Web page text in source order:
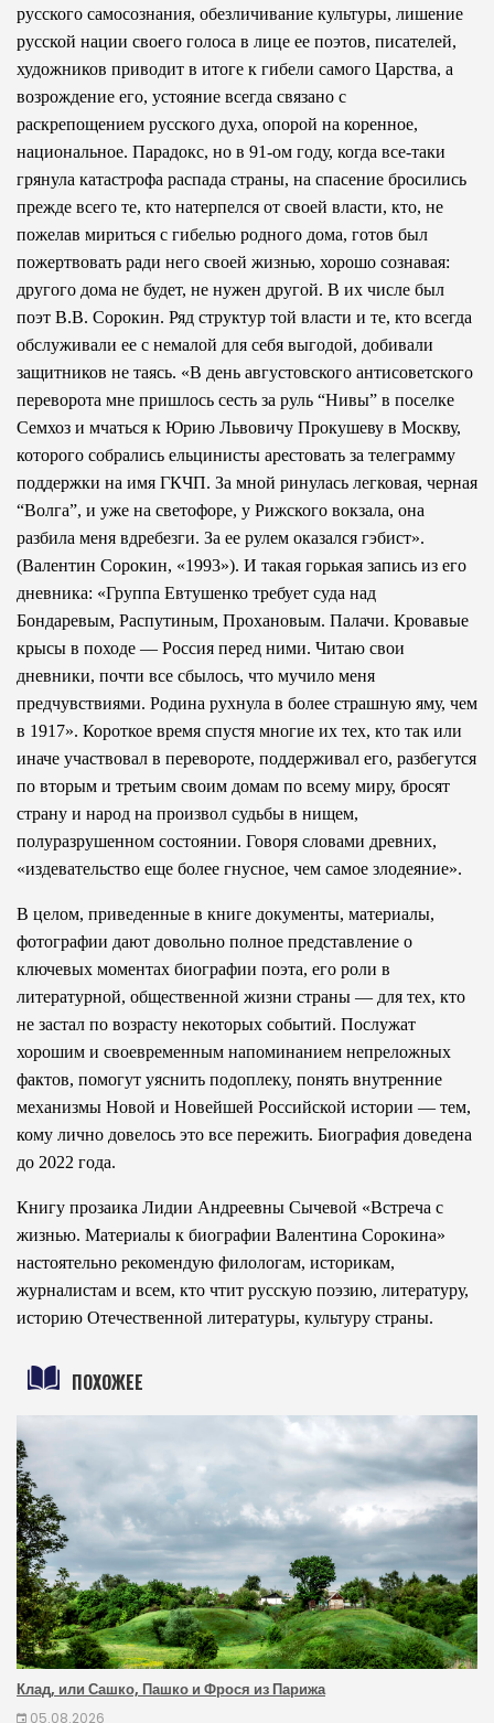
русского самосознания, обезличивание культуры, лишение
русской нации своего голоса в лице ее поэтов, писателей,
художников приводит в итоге к гибели самого Царства, а
возрождение его, устояние всегда связано с
раскрепощением русского духа, опорой на коренное,
национальное. Парадокс, но в 91-ом году, когда все-таки
грянула катастрофа распада страны, на спасение бросились
прежде всего те, кто натерпелся от своей власти, кто, не
пожелав мириться с гибелью родного дома, готов был
пожертвовать ради него своей жизнью, хорошо сознавая:
другого дома не будет, не нужен другой. В их числе был
поэт В.В. Сорокин. Ряд структур той власти и те, кто всегда
обслуживали ее с немалой для себя выгодой, добивали
защитников не таясь. «В день августовского антисоветского
переворота мне пришлось сесть за руль “Нивы” в поселке
Семхоз и мчаться к Юрию Львовичу Прокушеву в Москву,
которого собрались ельцинисты арестовать за телеграмму
поддержки на имя ГКЧП. За мной ринулась легковая, черная
“Волга”, и уже на светофоре, у Рижского вокзала, она
разбила меня вдребезги. За ее рулем оказался гэбист».
(Валентин Сорокин, «1993»). И такая горькая запись из его
дневника: «Группа Евтушенко требует суда над
Бондаревым, Распутиным, Прохановым. Палачи. Кровавые
крысы в походе — Россия перед ними. Читаю свои
дневники, почти все сбылось, что мучило меня
предчувствиями. Родина рухнула в более страшную яму, чем
в 1917». Короткое время спустя многие их тех, кто так или
иначе участвовал в перевороте, поддерживал его, разбегутся
по вторым и третьим своим домам по всему миру, бросят
страну и народ на произвол судьбы в нищем,
полуразрушенном состоянии. Говоря словами древних,
«издевательство еще более гнусное, чем самое злодеяние».
В целом, приведенные в книге документы, материалы,
фотографии дают довольно полное представление о
ключевых моментах биографии поэта, его роли в
литературной, общественной жизни страны — для тех, кто
не застал по возрасту некоторых событий. Послужат
хорошим и своевременным напоминанием непреложных
фактов, помогут уяснить подоплеку, понять внутренние
механизмы Новой и Новейшей Российской истории — тем,
кому лично довелось это все пережить. Биография доведена
до 2022 года.
Книгу прозаика Лидии Андреевны Сычевой «Встреча с
жизнью. Материалы к биографии Валентина Сорокина»
настоятельно рекомендую филологам, историкам,
журналистам и всем, кто чтит русскую поэзию, литературу,
историю Отечественной литературы, культуру страны.
ПОХОЖЕЕ
Клад, или Сашко, Пашко и Фрося из Парижа
05.08.2026